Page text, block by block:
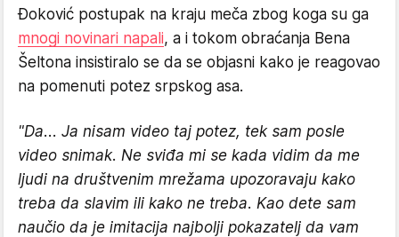
Đoković postupak na kraju meča zbog koga su ga
mnogi novinari napali, a i tokom obraćanja Bena
Šeltona insistiralo se da se objasni kako je reagovao
na pomenuti potez srpskog asa.
"Da... Ja nisam video taj potez, tek sam posle
video snimak. Ne sviđa mi se kada vidim da me
ljudi na društvenim mrežama upozoravaju kako
treba da slavim ili kako ne treba. Kao dete sam
naučio da je imitacija najbolji pokazatelj da vam